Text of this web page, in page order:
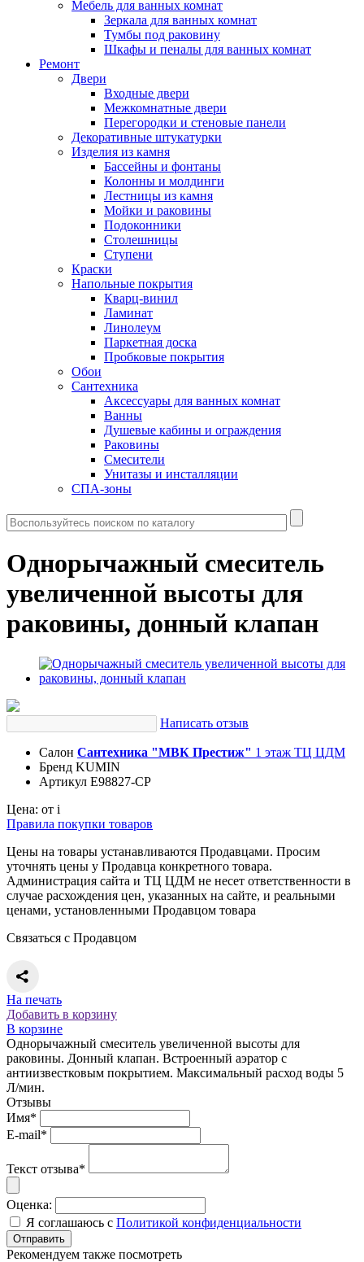
Мебель для ванных комнат
Зеркала для ванных комнат
Тумбы под раковину
Шкафы и пеналы для ванных комнат
Ремонт
Двери
Входные двери
Межкомнатные двери
Перегородки и стеновые панели
Декоративные штукатурки
Изделия из камня
Бассейны и фонтаны
Колонны и молдинги
Лестницы из камня
Мойки и раковины
Подоконники
Столешницы
Ступени
Краски
Напольные покрытия
Кварц-винил
Ламинат
Линолеум
Паркетная доска
Пробковые покрытия
Обои
Сантехника
Аксессуары для ванных комнат
Ванны
Душевые кабины и ограждения
Раковины
Смесители
Унитазы и инсталляции
СПА-зоны
Однорычажный смеситель
увеличенной высоты для
раковины, донный клапан
Написать отзыв
Салон Сантехника "МВК Престиж" 1 этаж ТЦ ЦДМ
Бренд KUMIN
Артикул E98827-CP
Цена: от i
Правила покупки товаров
Цены на товары устанавливаются Продавцами. Просим
уточнять цены у Продавца конкретного товара.
Администрация сайта и ТЦ ЦДМ не несет ответственности в
случае расхождения цен, указанных на сайте, и реальными
ценами, установленными Продавцом товара
Связаться с Продавцом
На печать
Добавить в корзину
В корзине
Однорычажный смеситель увеличенной высоты для
раковины. Донный клапан. Встроенный аэратор с
антиизвестковым покрытием. Максимальный расход воды 5
Л/мин.
Отзывы
Имя*
E-mail*
Текст отзыва*
Оценка:
Я соглашаюсь с Политикой конфиденциальности
Рекомендуем также посмотреть